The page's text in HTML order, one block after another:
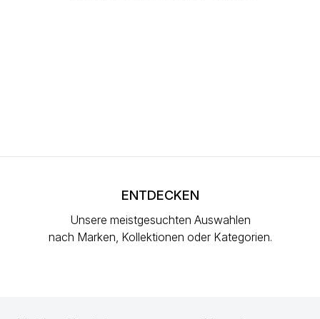
ENTDECKEN
Unsere meistgesuchten Auswahlen
nach Marken, Kollektionen oder Kategorien.